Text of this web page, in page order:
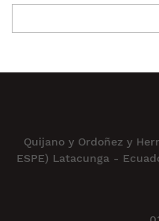
Quijano y Ordoñez y
ESPE) Latacunga -